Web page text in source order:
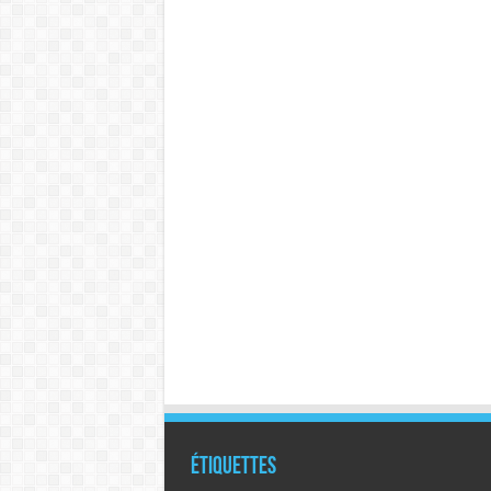
Étiquettes